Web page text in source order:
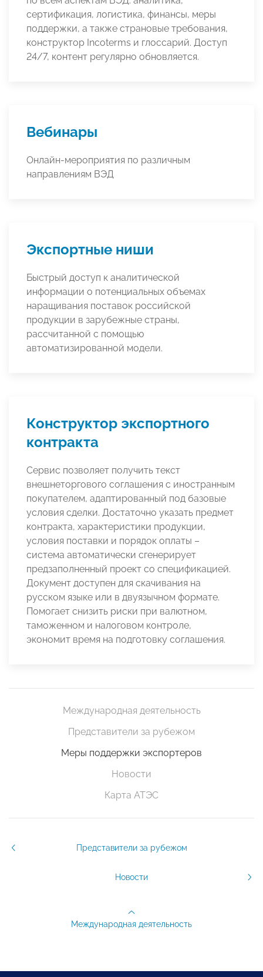
сертификация, логистика, финансы, меры
поддержки, а также страновые требования,
конструктор Incoterms и глоссарий. Доступ
24/7, контент регулярно обновляется.
Вебинары
Онлайн-мероприятия по различным
направлениям ВЭД
Экспортные ниши
Быстрый доступ к аналитической
информации о потенциальных объемах
наращивания поставок российской
продукции в зарубежные страны,
рассчитанной с помощью
автоматизированной модели.
Конструктор экспортного
контракта
Сервис позволяет получить текст
внешнеторгового соглашения с иностранным
покупателем, адаптированный под базовые
условия сделки. Достаточно указать предмет
контракта, характеристики продукции,
условия поставки и порядок оплаты –
система автоматически сгенерирует
предзаполненный проект со спецификацией.
Документ доступен для скачивания на
русском языке или в двуязычном формате.
Помогает снизить риски при валютном,
таможенном и налоговом контроле,
экономит время на подготовку соглашения.
Международная деятельность
Представители за рубежом
Меры поддержки экспортеров
Новости
Карта АТЭС
Представители за рубежом
Новости
Международная деятельность